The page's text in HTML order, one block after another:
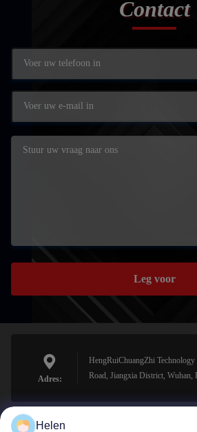
Contact
Leg voor
Adres:
HengRuiChuangZhi
Road, Jiangxia District, Wuhan,
Helen